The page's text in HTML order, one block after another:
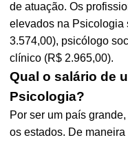
de atuação. Os
elevados na Psicologia
3.574,00), psicólogo
clínico (R$ 2.965,00).
Qual o salário de
Psicologia?
Por ser um país
os estados. De